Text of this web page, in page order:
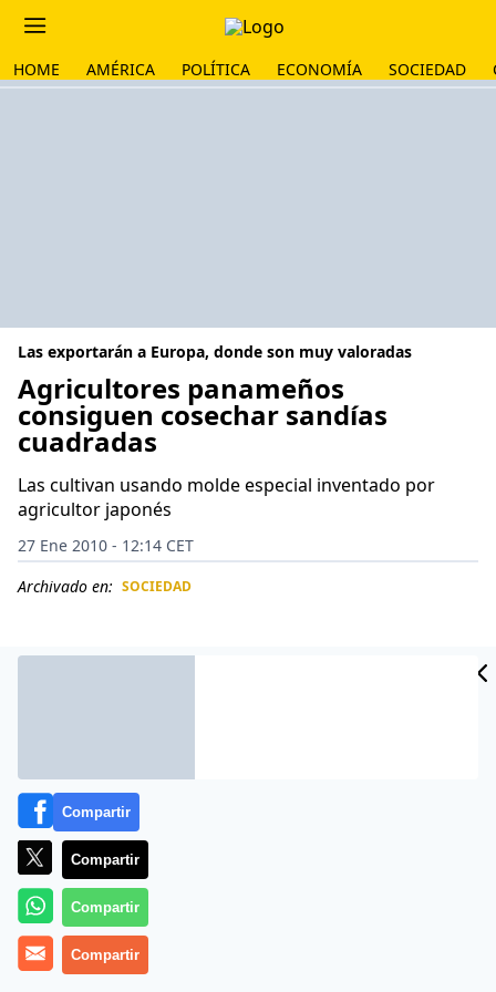
HOME AMÉRICA POLÍTICA ECONOMÍA SOCIEDAD
Las exportarán a Europa, donde son muy valoradas
Agricultores panameños
consiguen cosechar sandías
cuadradas
Las cultivan usando molde especial inventado por
agricultor japonés
27 Ene 2010 - 12:14 CET
Archivado en: SOCIEDAD
Agricultores panameños han logrado cosechar
sandías cuadradas que exportarán a Europa, donde
Compartir
Compartir
Compartir
Compartir